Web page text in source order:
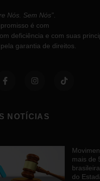
Nós. Sem Nós”
é com
deficiência e com suas
garantia de direitos.
NOTÍCIAS
mais de
do